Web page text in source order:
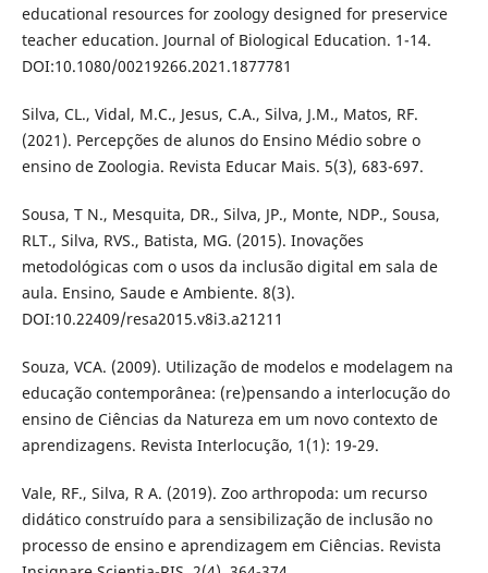
educational resources for zoology designed for preservice
teacher education. Journal of Biological Education. 1-14.
DOI:10.1080/00219266.2021.1877781
Silva, CL., Vidal, M.C., Jesus, C.A., Silva, J.M., Matos, RF.
(2021). Percepções de alunos do Ensino Médio sobre o
ensino de Zoologia. Revista Educar Mais. 5(3), 683-697.
Sousa, T N., Mesquita, DR., Silva, JP., Monte, NDP., Sousa,
RLT., Silva, RVS., Batista, MG. (2015). Inovações
metodológicas com o usos da inclusão digital em sala de
aula. Ensino, Saude e Ambiente. 8(3).
DOI:10.22409/resa2015.v8i3.a21211
Souza, VCA. (2009). Utilização de modelos e modelagem na
educação contemporânea: (re)pensando a interlocução do
ensino de Ciências da Natureza em um novo contexto de
aprendizagens. Revista Interlocução, 1(1): 19-29.
Vale, RF., Silva, R A. (2019). Zoo arthropoda: um recurso
didático construído para a sensibilização de inclusão no
processo de ensino e aprendizagem em Ciências. Revista